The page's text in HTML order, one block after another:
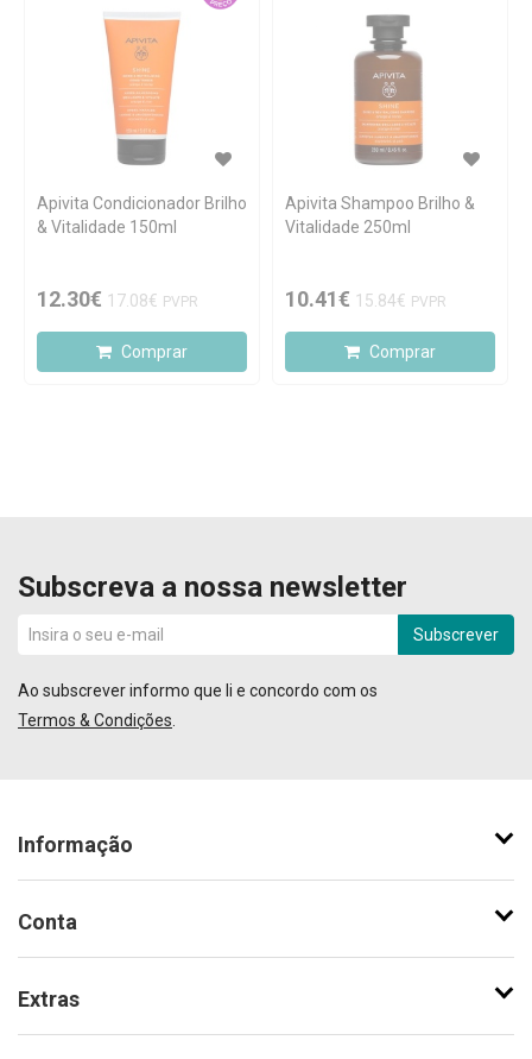
Apivita Condicionador Brilho
& Vitalidade 150ml
12.30€ 17.08€ PVPR
Comprar
Apivita Shampoo Brilho &
Vitalidade 250ml
10.41€ 15.84€ PVPR
Comprar
Subscreva a nossa newsletter
Subscrever
Ao subscrever informo que li e concordo com os
Termos & Condições
Informação
Conta
Extras